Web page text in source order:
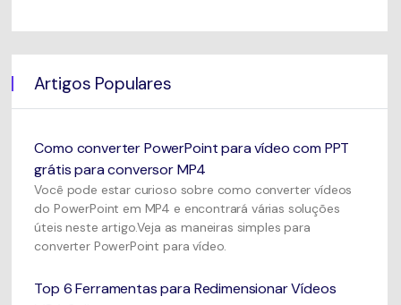
Artigos Populares
Como converter PowerPoint para vídeo com PPT
grátis para conversor MP4
Você pode estar curioso sobre como converter vídeos
do PowerPoint em MP4 e encontrará várias soluções
úteis neste artigo.Veja as maneiras simples para
converter PowerPoint para vídeo.
Top 6 Ferramentas para Redimensionar Vídeos